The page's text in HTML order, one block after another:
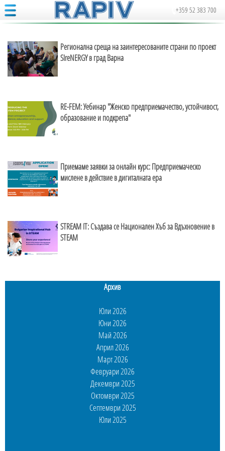
+359 52 383 700
Регионална среща на заинтересованите страни по проект
SIreNERGY в град Варна
RE-FEM: Уебинар "Женско предприемачество, устойчивост,
образование и подкрепа"
Приемаме заявки за онлайн курс: Предприемаческо
мислене в действие в дигиталната ера
STREAM IT: Създава се Национален Хъб за Вдъхновение в
STEAM
Архив
Юли 2026
Юни 2026
Май 2026
Април 2026
Март 2026
Февруари 2026
Декември 2025
Октомври 2025
Септември 2025
Юли 2025